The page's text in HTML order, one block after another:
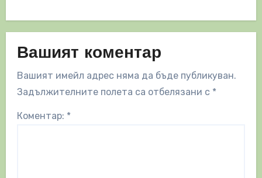
Вашият коментар
Вашият имейл адрес няма да бъде публикуван.
Задължителните полета са отбелязани с *
Коментар: *